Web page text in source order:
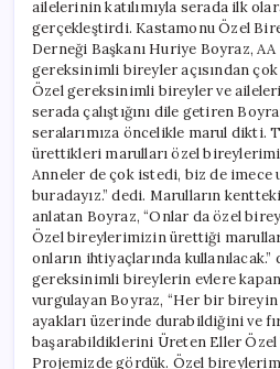
ailelerinin katılımıyla serada ilk
gerçekleştirdi. Kastamonu Özel
Derneği Başkanı Huriye Boyraz,
gereksinimli bireyler açısından
Özel gereksinimli bireyler ve
serada çalıştığını dile getiren
seralarımıza öncelikle marul dikti.
ürettikleri marulları özel
Anneler de çok istedi, biz de imece
buradayız.” dedi. Marulların
anlatan Boyraz, “Onlar da özel
Özel bireylerimizin ürettiği
onların ihtiyaçlarında
gereksinimli bireylerin evlere
vurgulayan Boyraz, “Her bir
ayakları üzerinde durabildiğini ve
başarabildiklerini Üreten Eller Özel
Projemizde gördük. Özel